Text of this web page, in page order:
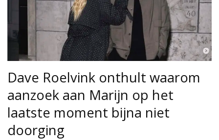
Dave Roelvink onthult waarom
aanzoek aan Marijn op het
laatste moment bijna niet
doorging